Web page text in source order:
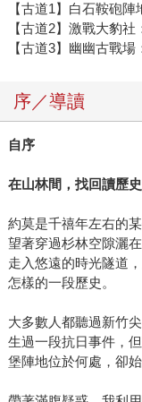
【古道1】白石鞍砲
【古道2】激戰大豹
【古道3】幽幽古戰
序／導讀
自序
在山林間，找回讀歷
約莫是千禧年左右的
望著穿過杉林空隙灑
走入悠遠的時光隧道
怎樣的一段歷史。
大多數人都聽過新竹
生過一段抗日事件，
堡陣地位於何處，卻